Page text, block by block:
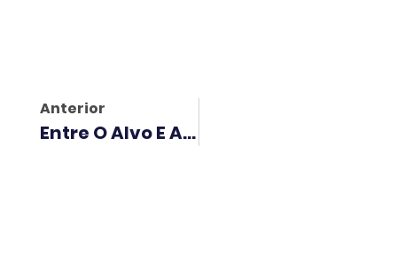
Anterior
Entre O Alvo E A Curva: Como Tiro E Senna Inspiram Decisões De Alta Performance